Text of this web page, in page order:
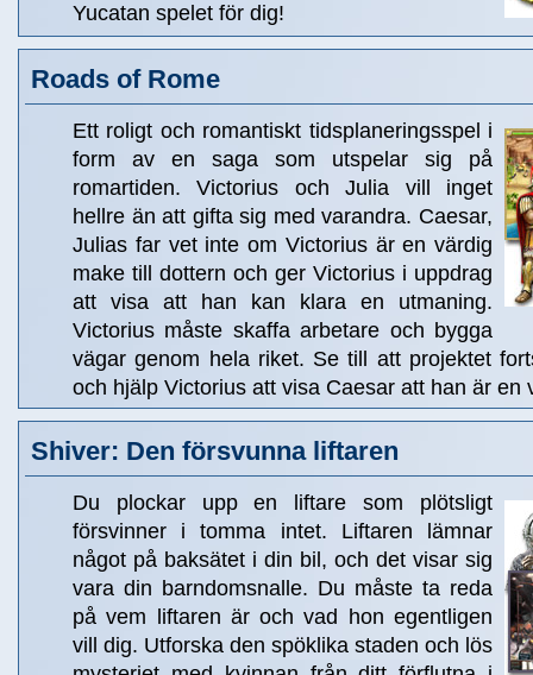
Yucatan spelet för dig!
Roads of Rome
Ett roligt och romantiskt tidsplaneringsspel i
form av en saga som utspelar sig på
romartiden. Victorius och Julia vill inget
hellre än att gifta sig med varandra. Caesar,
Julias far vet inte om Victorius är en värdig
make till dottern och ger Victorius i uppdrag
att visa att han kan klara en utmaning.
Victorius måste skaffa arbetare och bygga
vägar genom hela riket. Se till att projektet
och hjälp Victorius att visa Caesar att han är en
Shiver: Den försvunna liftaren
Du plockar upp en liftare som plötsligt
försvinner i tomma intet. Liftaren lämnar
något på baksätet i din bil, och det visar sig
vara din barndomsnalle. Du måste ta reda
på vem liftaren är och vad hon egentligen
vill dig. Utforska den spöklika staden och lös